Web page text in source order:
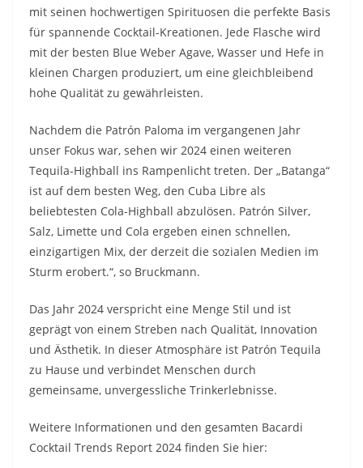
mit seinen hochwertigen Spirituosen die perfekte Basis
für spannende Cocktail-Kreationen. Jede Flasche wird
mit der besten Blue Weber Agave, Wasser und Hefe in
kleinen Chargen produziert, um eine gleichbleibend
hohe Qualität zu gewährleisten.
Nachdem die Patrón Paloma im vergangenen Jahr
unser Fokus war, sehen wir 2024 einen weiteren
Tequila-Highball ins Rampenlicht treten. Der „Batanga“
ist auf dem besten Weg, den Cuba Libre als
beliebtesten Cola-Highball abzulösen. Patrón Silver,
Salz, Limette und Cola ergeben einen schnellen,
einzigartigen Mix, der derzeit die sozialen Medien im
Sturm erobert.“, so Bruckmann.
Das Jahr 2024 verspricht eine Menge Stil und ist
geprägt von einem Streben nach Qualität, Innovation
und Ästhetik. In dieser Atmosphäre ist Patrón Tequila
zu Hause und verbindet Menschen durch
gemeinsame, unvergessliche Trinkerlebnisse.
Weitere Informationen und den gesamten Bacardi
Cocktail Trends Report 2024 finden Sie hier: